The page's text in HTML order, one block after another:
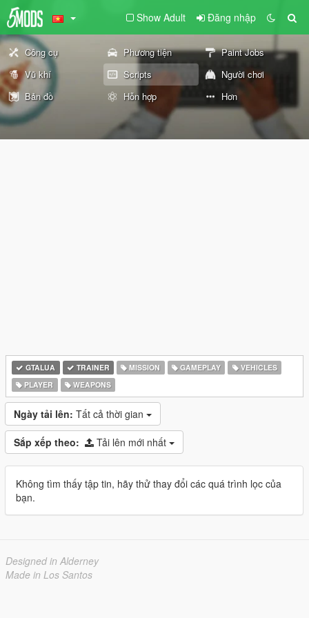
Show Adult Đăng nhập
Công cụ Phương tiện
Paint Jobs
Vũ khí
Scripts
Người chơi
Bản đồ
Hỗn hợp Hơn
GTALUA TRAINER MISSION GAMEPLAY
VEHICLES
PLAYER
WEAPONS
Ngày tải lên: Tất cả thời gian
Sắp xếp theo: Tải lên mới nhất
Không tìm thấy tập tin, hãy thử thay đổi các quá trình lọc của
bạn.
Designed in Alderney
Made in Los Santos